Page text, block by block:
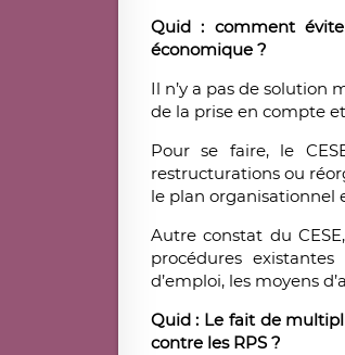
Quid : comment
économique ?
Il n’y a pas de solution
de la prise en compte
Pour se faire, le
restructurations ou
le plan organisationnel
Autre constat du
procédures
d’emploi, les moyens
Quid : Le fait de
contre les RPS ?